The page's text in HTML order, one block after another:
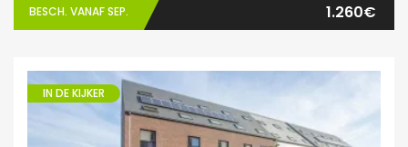
BESCH. VANAF SEP. 1.260€
IN DE KIJKER